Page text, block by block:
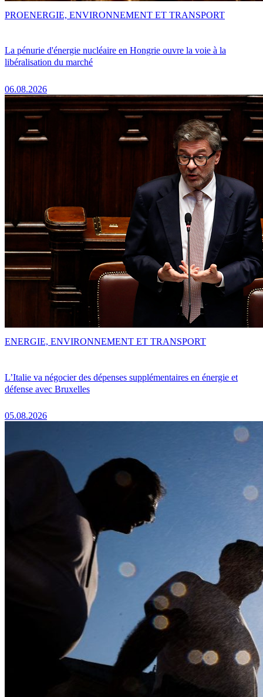
La pénurie d'énergie nucléaire en Hongrie ouvre la voie à la
libéralisation du marché
06.08.2026
PROENERGIE, ENVIRONNEMENT ET TRANSPORT
L’Italie va négocier des dépenses supplémentaires en énergie et
défense avec Bruxelles
05.08.2026
ENERGIE, ENVIRONNEMENT ET TRANSPORT